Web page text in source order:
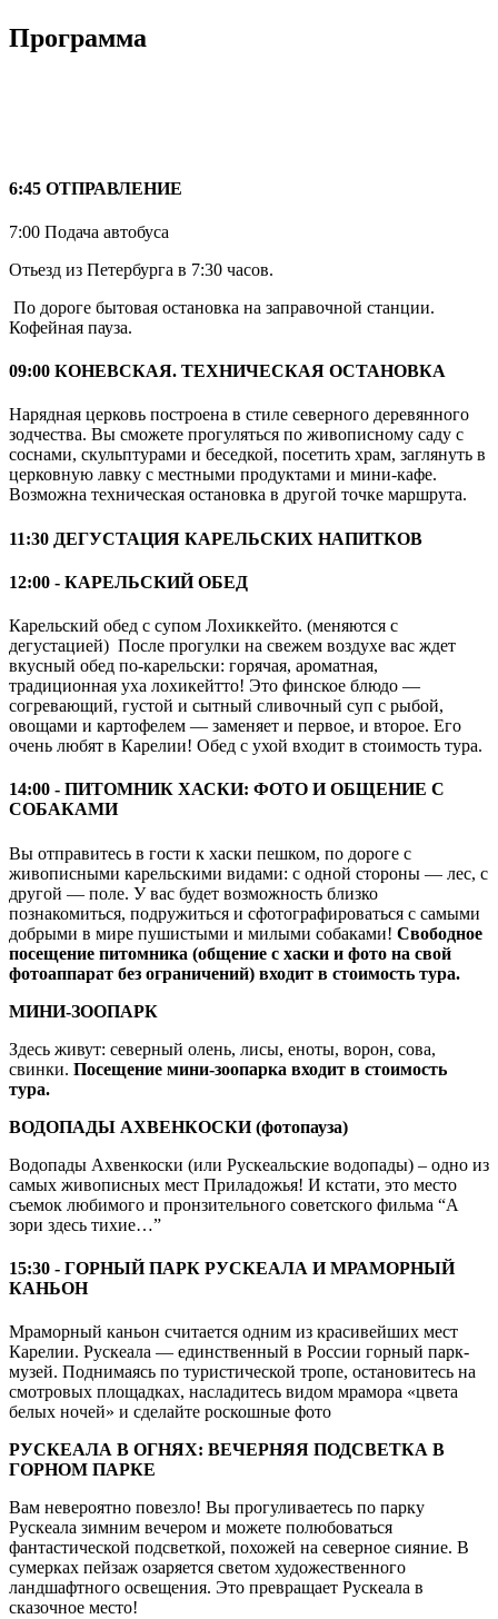
Программа
6:45 ОТПРАВЛЕНИЕ
7:00 Подача автобуса
Отьезд из Петербурга в 7:30 часов.
По дороге бытовая остановка на заправочной станции.
Кофейная пауза.
09:00 КОНЕВСКАЯ. ТЕХНИЧЕСКАЯ ОСТАНОВКА
Нарядная церковь построена в стиле северного деревянного
зодчества. Вы сможете прогуляться по живописному саду с
соснами, скульптурами и беседкой, посетить храм, заглянуть в
церковную лавку с местными продуктами и мини-кафе.
Возможна техническая остановка в другой точке маршрута.
11:30 ДЕГУСТАЦИЯ КАРЕЛЬСКИХ НАПИТКОВ
12:00 - КАРЕЛЬСКИЙ ОБЕД
Карельский обед с супом Лохиккейто. (меняются с
дегустацией) После прогулки на свежем воздухе вас ждет
вкусный обед по-карельски: горячая, ароматная,
традиционная уха лохикейтто! Это финское блюдо —
согревающий, густой и сытный сливочный суп с рыбой,
овощами и картофелем — заменяет и первое, и второе. Его
очень любят в Карелии! Обед с ухой входит в стоимость тура.
14:00 - ПИТОМНИК ХАСКИ: ФОТО И ОБЩЕНИЕ С
СОБАКАМИ
Вы отправитесь в гости к хаски пешком, по дороге с
живописными карельскими видами: с одной стороны — лес, с
другой — поле. У вас будет возможность близко
познакомиться, подружиться и сфотографироваться с самыми
добрыми в мире пушистыми и милыми собаками! Свободное
посещение питомника (общение с хаски и фото на свой
фотоаппарат без ограничений) входит в стоимость тура.
МИНИ-ЗООПАРК
Здесь живут: северный олень, лисы, еноты, ворон, сова,
свинки. Посещение мини-зоопарка входит в стоимость
тура.
ВОДОПАДЫ АХВЕНКОСКИ (фотопауза)
Водопады Ахвенкоски (или Рускеальские водопады) – одно из
самых живописных мест Приладожья! И кстати, это место
съемок любимого и пронзительного советского фильма “А
зори здесь тихие…”
15:30 - ГОРНЫЙ ПАРК РУСКЕАЛА И МРАМОРНЫЙ
КАНЬОН
Мраморный каньон считается одним из красивейших мест
Карелии. Рускеала — единственный в России горный парк-
музей. Поднимаясь по туристической тропе, остановитесь на
смотровых площадках, насладитесь видом мрамора «цвета
белых ночей» и сделайте роскошные фото
РУСКЕАЛА В ОГНЯХ: ВЕЧЕРНЯЯ ПОДСВЕТКА В
ГОРНОМ ПАРКЕ
Вам невероятно повезло! Вы прогуливаетесь по парку
Рускеала зимним вечером и можете полюбоваться
фантастической подсветкой, похожей на северное сияние. В
сумерках пейзаж озаряется светом художественного
ландшафтного освещения. Это превращает Рускеала в
сказочное место!